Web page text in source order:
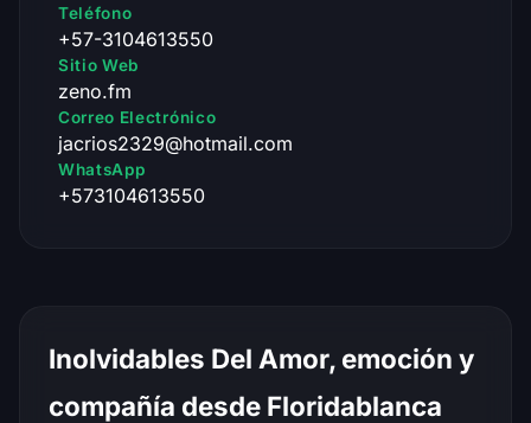
Teléfono
+57-3104613550
Sitio Web
zeno.fm
Correo Electrónico
jacrios2329@hotmail.com
WhatsApp
+573104613550
Inolvidables Del Amor, emoción y
compañía desde Floridablanca